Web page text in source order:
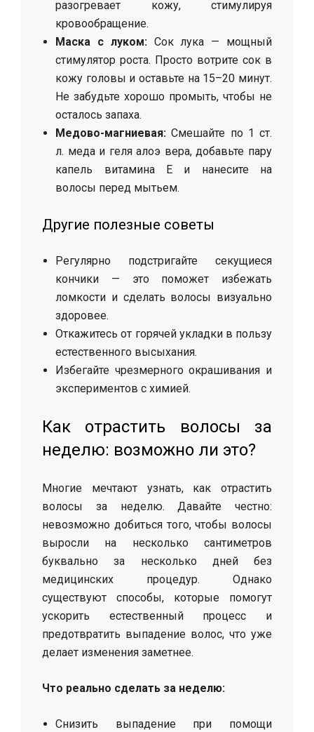
разогревает кожу, стимулируя
кровообращение.
Маска с луком:Сок лука — мощный
стимулятор роста. Просто вотрите сок в
кожу головы и оставьте на 15–20 минут.
Не забудьте хорошо промыть, чтобы не
осталось запаха.
Медово-магниевая: Смешайте по 1 ст.
л. меда и геля алоэ вера, добавьте пару
капель витамина E и нанесите на
волосы перед мытьем.
Другие полезные советы
Регулярно подстригайте секущиеся
кончики — это поможет избежать
ломкости и сделать волосы визуально
здоровее.
Откажитесь от горячей укладки в пользу
естественного высыхания.
Избегайте чрезмерного окрашивания и
экспериментов с химией.
Как отрастить волосы за
неделю: возможно ли это?
Многие мечтают узнать, как отрастить
волосы за неделю. Давайте честно:
невозможно добиться того, чтобы волосы
выросли на несколько сантиметров
буквально за несколько дней без
медицинских процедур. Однако
существуют способы, которые помогут
ускорить естественный процесс и
предотвратить выпадение волос, что уже
делает изменения заметнее.
Что реально сделать за неделю:
Снизить выпадение при помощи